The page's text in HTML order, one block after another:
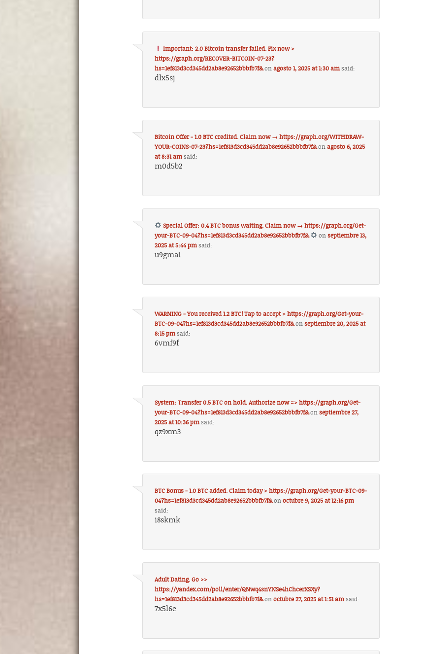
Important: 2.0 Bitcoin transfer failed. Fix now >
https://graph.org/RECOVER-BITCOIN-07-23?
hs=1ef813d3cd345dd2ab8e92652bbbfb7f&onagosto 1, 2025 at 1:30 am said:
dlx5sj
Bitcoin Offer - 1.0 BTC credited. Claim now → https://graph.org/WITHDRAW-
YOUR-COINS-07-23?hs=1ef813d3cd345dd2ab8e92652bbbfb7f&onagosto 6, 2025
at 8:31 am said:
m0d5b2
Special Offer: 0.4 BTC bonus waiting. Claim now → https://graph.org/Get-
your-BTC-09-04?hs=1ef813d3cd345dd2ab8e92652bbbfb7f&
on septiembre 13,
2025 at 5:44 pm said:
u9gma1
WARNING - You received 1.2 BTC! Tap to accept > https://graph.org/Get-your-
BTC-09-04?hs=1ef813d3cd345dd2ab8e92652bbbfb7f&onseptiembre 20, 2025 at
8:15 pm said:
6vmf9f
System: Transfer 0.5 BTC on hold. Authorize now => https://graph.org/Get-
your-BTC-09-04?hs=1ef813d3cd345dd2ab8e92652bbbfb7f&onseptiembre 27,
2025 at 10:36 pm said:
qz9xm3
BTC Bonus - 1.0 BTC added. Claim today > https://graph.org/Get-your-BTC-09-
04?hs=1ef813d3cd345dd2ab8e92652bbbfb7f&onoctubre 9, 2025 at 12:16 pm
said:
i8skmk
Adult Dating. Go >>
https://yandex.com/poll/enter/QNwq4snYNSe4hChcerXSXy?
hs=1ef813d3cd345dd2ab8e92652bbbfb7f&onoctubre 27, 2025 at 1:51 am said:
7x5l6e